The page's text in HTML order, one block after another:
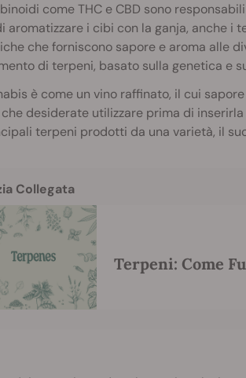
come THC e CBD sono
aromatizzare i cibi con la ganja, anche i
che forniscono sapore e aroma alle
di terpeni, basato sulla genetica e
è come un vino raffinato, il cui
desiderate utilizzare prima di
terpeni prodotti da una varietà, il
Collegata
Terpeni: Come